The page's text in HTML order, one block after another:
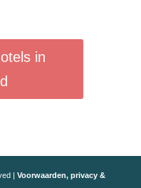
in
| Voorwaarden, privacy &